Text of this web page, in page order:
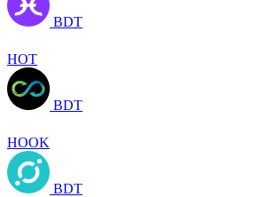
BDT
HOT
BDT
HOOK
BDT